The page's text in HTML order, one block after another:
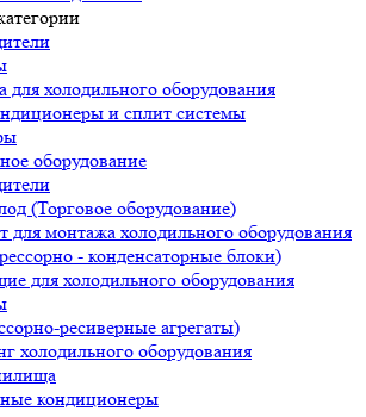
для холодильного оборудования
и сплит системы
оборудование
(Торговое оборудование)
для монтажа холодильного оборудования
- конденсаторные блоки)
для холодильного оборудования
ресиверные агрегаты)
холодильного оборудования
кондиционеры